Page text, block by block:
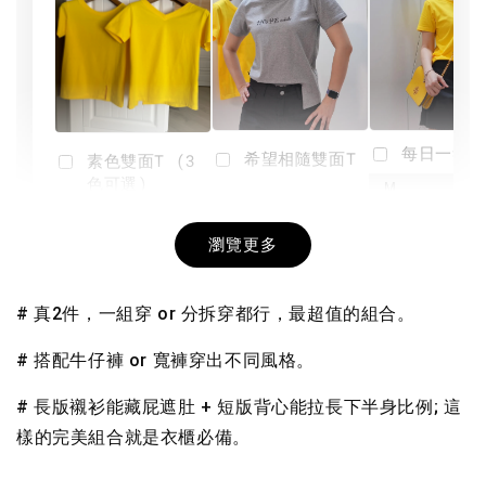
素色雙面T (3
+
希望相隨雙面T
NT$ 190
-
每日一笑
瀏覽更多
# 真2件，一組穿 or 分拆穿都行，最超值的組合。
# 搭配牛仔褲 or 寬褲穿出不同風格。
# 長版襯衫能藏屁遮肚 + 短版背心能拉長下半身比例; 這
樣的完美組合就是衣櫃必備。